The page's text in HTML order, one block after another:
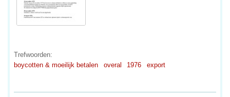
Trefwoorden:
boycotten & moeilijk betalen
overal 1976 export